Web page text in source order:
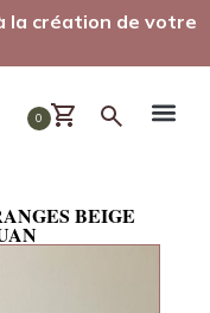
la création de votre
0
BEIGE